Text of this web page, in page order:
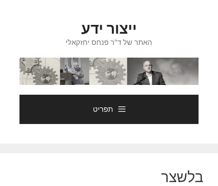
ייצור ידע
האתר של ד"ר פנחס יחזקאלי
תפריט
בלשצר